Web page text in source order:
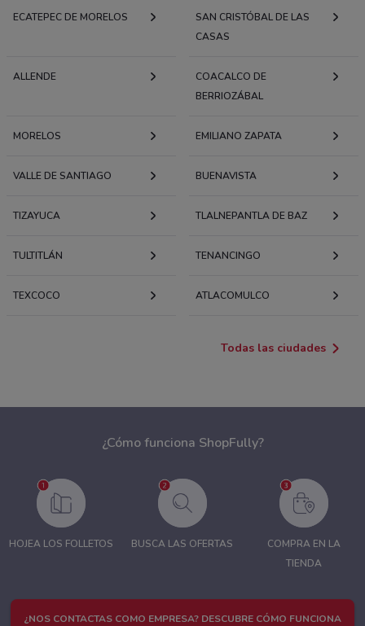
ECATEPEC DE MORELOS
SAN CRISTÓBAL DE LAS
CASAS
ALLENDE
COACALCO DE
BERRIOZÁBAL
MORELOS EMILIANO ZAPATA
VALLE DE SANTIAGO BUENAVISTA
TIZAYUCA TLALNEPANTLA DE BAZ
TULTITLÁN TENANCINGO
TEXCOCO ATLACOMULCO
Todas las ciudades
¿Cómo funciona ShopFully?
HOJEA LOS FOLLETOS BUSCA LAS OFERTAS
COMPRA EN LA
TIENDA
¿NOS CONTACTAS COMO EMPRESA? DESCUBRE CÓMO FUNCIONA